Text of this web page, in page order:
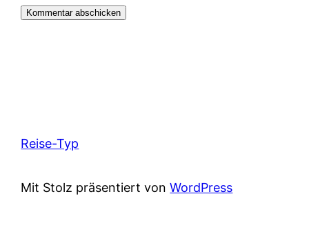
Reise-Typ
Mit Stolz präsentiert vonWordPress